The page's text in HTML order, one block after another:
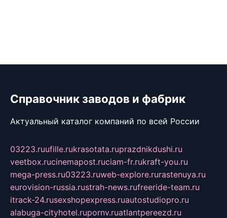
Справочник заводов и фабрик
Актуальный каталог компаний по всей России
03223.ruufille.rukrasotata.ruprazdnikdushi.ru
veetbox.rucinemapost.ruciam-fr.rukraft-you.ru
mega-press.ru03223.ruweb-explore.rurastenuya.ru
eurovision-russia.rustrah-news.rufreeride-team.ru
itrack-24.rusexshopexpress.ruautostudiopro.ru
alabuga-cityhotel.rupornv.ruatlantpereezd.ru